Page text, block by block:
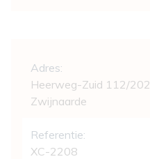
Adres:
Heerweg-Zuid 112/202
Zwijnaarde
Referentie:
XC-2208